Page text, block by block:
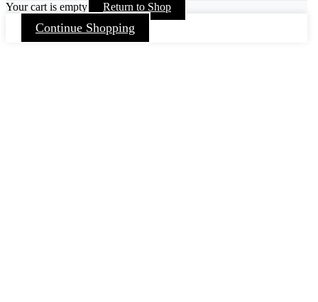
Your cart is empty Return to Shop
Continue Shopping